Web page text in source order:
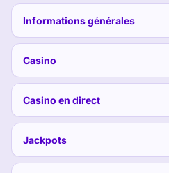
Informations générales
Casino
Casino en direct
Jackpots